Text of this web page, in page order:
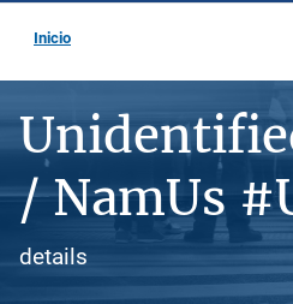
Inicio
/ NamUs
details